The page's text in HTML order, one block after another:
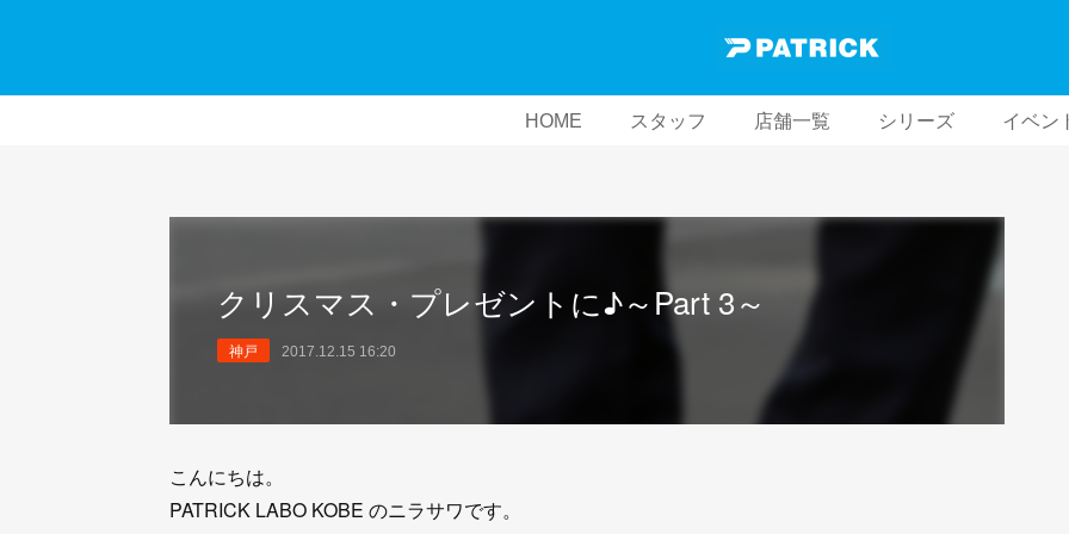
HOME スタッフ 店舗一覧 シリーズ イベン
クリスマス・プレゼントに♪～Part 3～
神戸 2017.12.15 16:20
こんにちは。
PATRICK LABO KOBE のニラサワです。